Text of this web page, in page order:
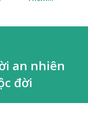
an nhiên
đời